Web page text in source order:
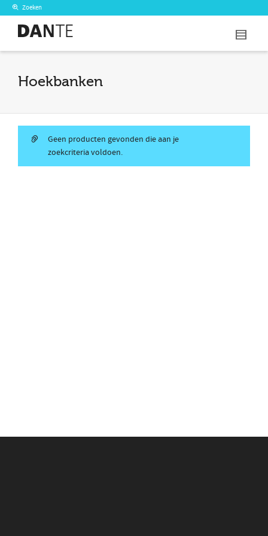
I'm looking forproductin a sizesize.
Show me the
Zoeken
Hoekbanken
Geen producten gevonden die aan je
zoekcriteria voldoen.